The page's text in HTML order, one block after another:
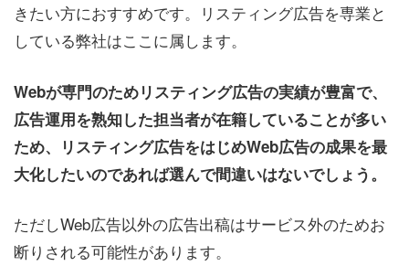
きたい方におすすめです。リスティング広告を専業と
している弊社はここに属します。
Webが専門のためリスティング広告の実績が豊富で、
広告運用を熟知した担当者が在籍していることが多い
ため、リスティング広告をはじめWeb広告の成果を最
大化したいのであれば選んで間違いはないでしょう。
ただしWeb広告以外の広告出稿はサービス外のためお
断りされる可能性があります。